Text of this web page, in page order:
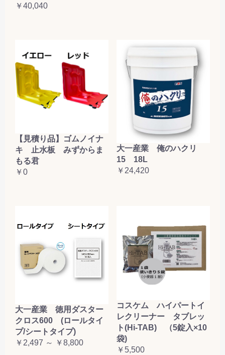
￥40,040
【見積り品】ゴムノイナ
キ 止水板 みずからま
もる君
￥0
大一産業 俺のハクリ
15 18L
￥24,420
大一産業 徳用ダスター
クロス600 (ロールタイ
プ/シートタイプ)
￥2,497 ～ ￥8,800
コスケム ハイパートイ
レクリーナー タブレッ
ト(Hi-TAB) （5錠入×10
袋)
￥5,500